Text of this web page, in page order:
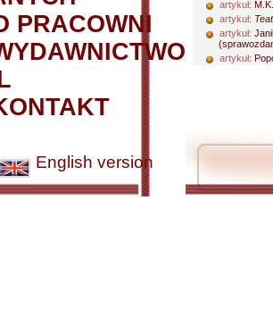
PRACOWNI
English version
artykuł:
artykuł:
artykuł:
artykuł: